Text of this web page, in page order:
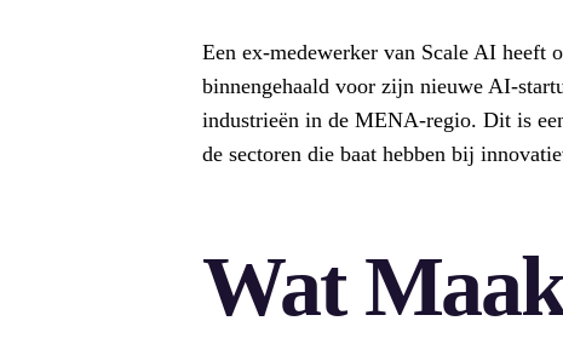
Een ex-medewerker van Scale AI heeft
binnengehaald voor zijn nieuwe AI-
industrieën in de MENA-regio. Dit is
de sectoren die baat hebben bij
Wat